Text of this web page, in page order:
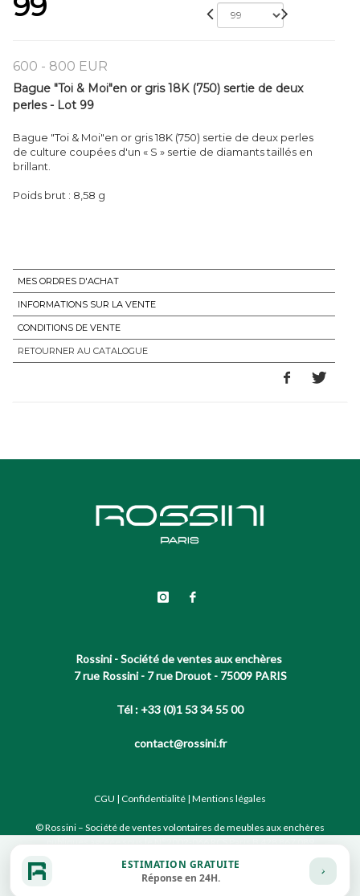
600 - 800 EUR
Bague "Toi & Moi"en or gris 18K (750) sertie de deux
perles - Lot 99
Bague "Toi & Moi"en or gris 18K (750) sertie de deux perles
de culture coupées d'un « S » sertie de diamants taillés en
brillant.
Poids brut : 8,58 g
MES ORDRES D'ACHAT
INFORMATIONS SUR LA VENTE
CONDITIONS DE VENTE
RETOURNER AU CATALOGUE
Rossini - Société de ventes aux enchères
7 rue Rossini - 7 rue Drouot - 75009 PARIS
Tél : +33 (0)1 53 34 55 00
contact@rossini.fr
CGU | Confidentialité | Mentions légales
© Rossini – Société de ventes volontaires de meubles aux enchères
Site conçu par notre partenaire
ESTIMATION GRATUITE
Réponse en 24H.